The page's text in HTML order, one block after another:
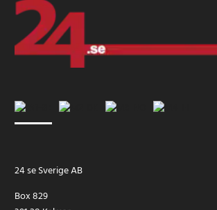
24 se Sverige AB
Box 829